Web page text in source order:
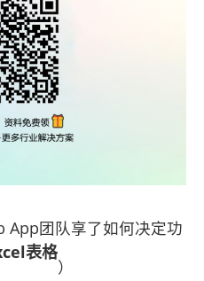
App团队享了如何决定功
表格
）